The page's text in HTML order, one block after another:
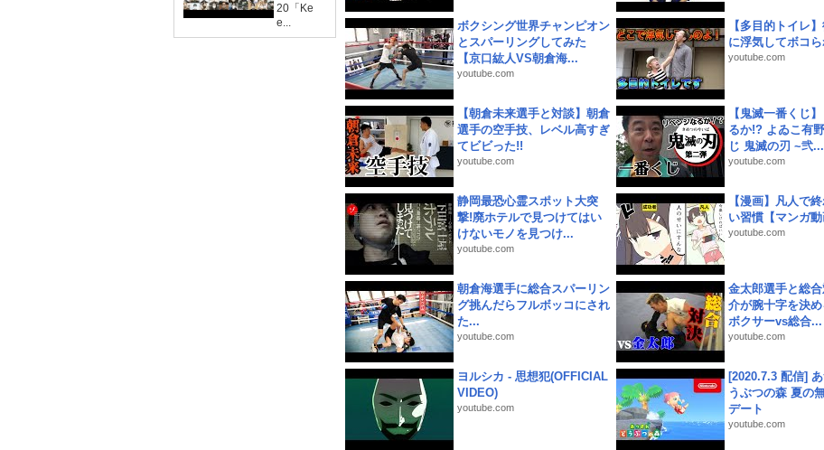
20「Ke
e...
ボクシング世界チャンピオン
とスパーリングしてみた
【京口紘人VS朝倉海...
youtube.com
【多目的トイレ
に浮気してボコ
youtube.com
【朝倉未来選手と対談】朝倉
選手の空手技、レベル高すぎ
てビビった!!
youtube.com
【鬼滅一番くじ
るか!? よゐこ有
じ 鬼滅の刃 ~弐...
youtube.com
静岡最恐心霊スポット大突
撃!廃ホテルで見つけてはい
けないモノを見つけ...
youtube.com
【漫画】凡人で
い習慣【マンガ動
youtube.com
朝倉海選手に総合スパーリン
グ挑んだらフルボッコにされ
た...
youtube.com
金太郎選手と総
介が腕十字を決
ボクサーvs総合...
youtube.com
ヨルシカ - 思想犯(OFFICIAL
VIDEO)
youtube.com
[2020.7.3 配信]
うぶつの森 夏の
デート
youtube.com